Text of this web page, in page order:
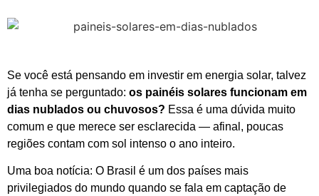
Se você está pensando em investir em energia solar, talvez
já tenha se perguntado: os painéis solares funcionam em
dias nublados ou chuvosos? Essa é uma dúvida muito
comum e que merece ser esclarecida — afinal, poucas
regiões contam com sol intenso o ano inteiro.
Uma boa notícia: O Brasil é um dos países mais
privilegiados do mundo quando se fala em captação de